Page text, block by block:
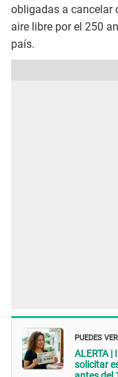
obligadas a cancelar
aire libre por el 250
país.
PUEDES
ALERTA |
solicitar